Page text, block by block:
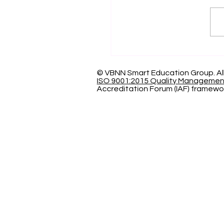
عالمياً في تصنيف كيو إس
© VBNN Smart Education Group.
ISO 9001:2015 Quality
Accreditation Forum (IAF)